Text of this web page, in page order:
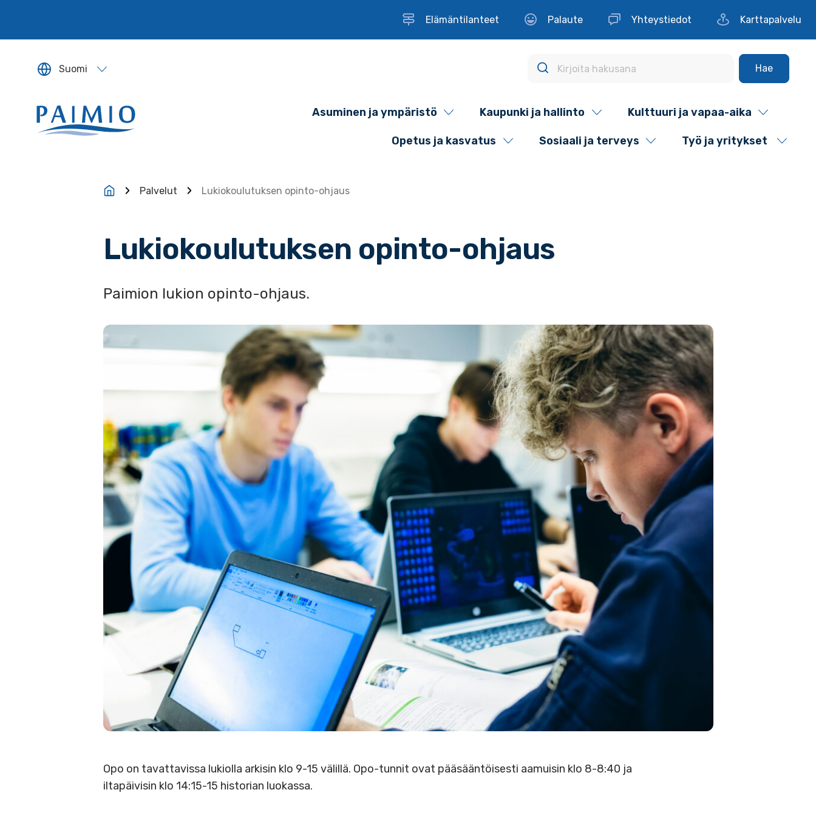
Elämäntilanteet Palaute Yhteystiedot Karttapalvelu
Suomi
Sivun kieleksi valitaan englanti.
Hae
Asuminen ja ympäristö Kaupunki ja hallinto Kulttuuri ja vapaa-aika
Opetus ja kasvatus Sosiaali ja terveys Työ ja yritykset
Palvelut Lukiokoulutuksen opinto-ohjaus
Lukiokoulutuksen opinto-ohjaus
Paimion lukion opinto-ohjaus.
Opo on tavattavissa lukiolla arkisin klo 9-15 välillä. Opo-tunnit ovat pääsääntöisesti aamuisin klo 8-8:40 ja
iltapäivisin klo 14:15-15 historian luokassa.